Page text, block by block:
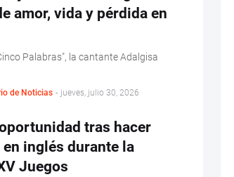
amor, vida y pérdida en
Palabras", la cantante Adalgisa
de Noticias - jueves, julio 30, 2026
tras hacer
inglés durante la
Juegos